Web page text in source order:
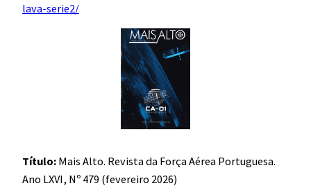
lava-serie2/
Título: Mais Alto. Revista da Força Aérea Portuguesa.
Ano LXVI, Nº 479 (fevereiro 2026)